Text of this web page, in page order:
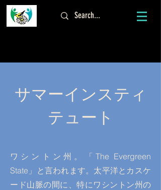
サマーインスティ
テュート
ワシントン州。「The Evergreen
State」と言われます。太平洋とカスケ
ード山脈の間に、特にワシントン州の